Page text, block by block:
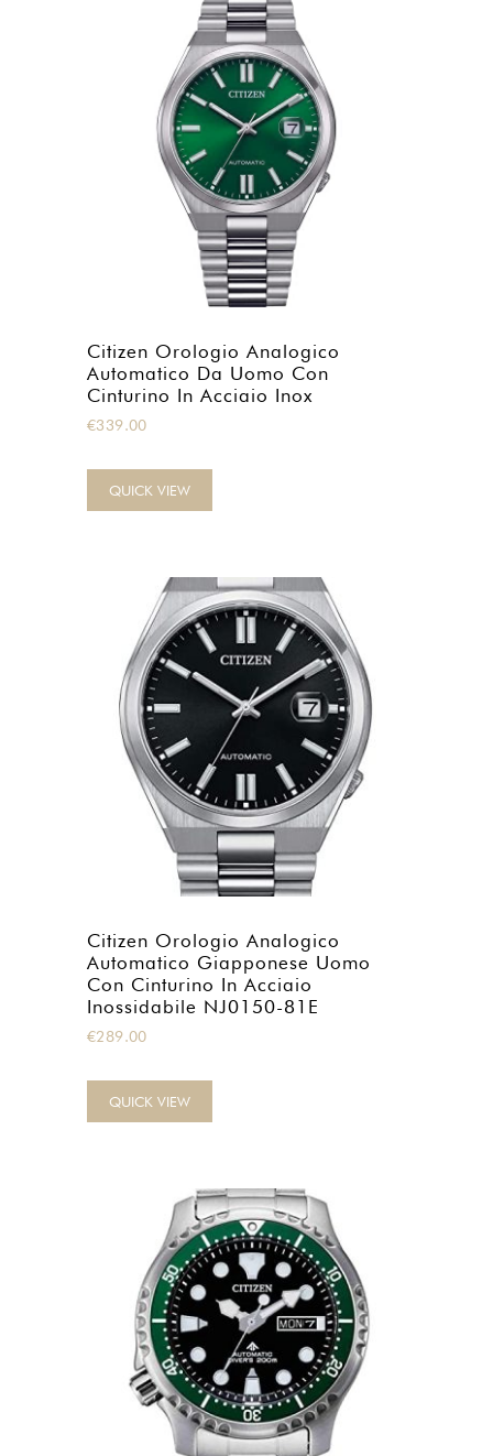
Citizen Orologio Analogico
Automatico Da Uomo Con
Cinturino In Acciaio Inox
€339.00
QUICK VIEW
Citizen Orologio Analogico
Automatico Giapponese Uomo
Con Cinturino In Acciaio
Inossidabile NJ0150-81E
€289.00
QUICK VIEW